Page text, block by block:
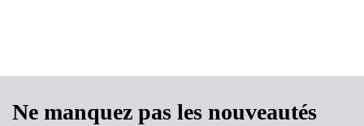
Ne manquez pas les nouveautés